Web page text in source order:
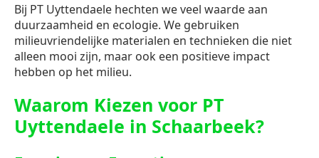
Bij PT Uyttendaele hechten we veel waarde aan
duurzaamheid en ecologie. We gebruiken
milieuvriendelijke materialen en technieken die niet
alleen mooi zijn, maar ook een positieve impact
hebben op het milieu.
Waarom Kiezen voor PT
Uyttendaele in Schaarbeek?